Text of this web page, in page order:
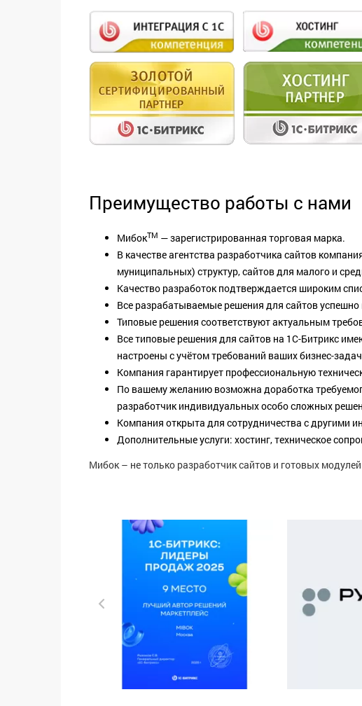
Преимущество работы с нами
МибокTM — зарегистрированная торговая марка.
В качестве агентства разработчика сайтов
муниципальных) структур, сайтов для малого и
Качество разработок подтверждается широким
Все разрабатываемые решения для сайтов
Типовые решения соответствуют актуальным
Все типовые решения для сайтов на 1С-Битрикс
настроены с учётом требований ваших бизнес-
Компания гарантирует профессиональную
По вашему желанию возможна доработка
разработчик индивидуальных особо сложных
Компания открыта для сотрудничества с другими
Дополнительные услуги: хостинг, техническое
Мибок – не только разработчик сайтов и готовых